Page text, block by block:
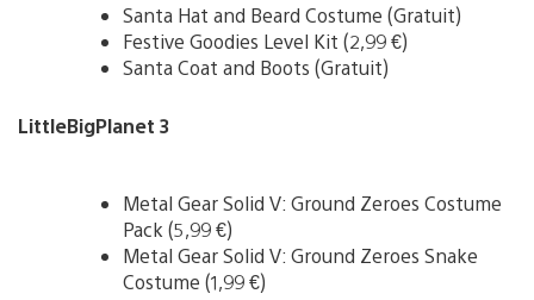
Santa Hat and Beard Costume (Gratuit)
Festive Goodies Level Kit (2,99 €)
Santa Coat and Boots (Gratuit)
LittleBigPlanet 3
Metal Gear Solid V: Ground Zeroes Costume
Pack (5,99 €)
Metal Gear Solid V: Ground Zeroes Snake
Costume (1,99 €)